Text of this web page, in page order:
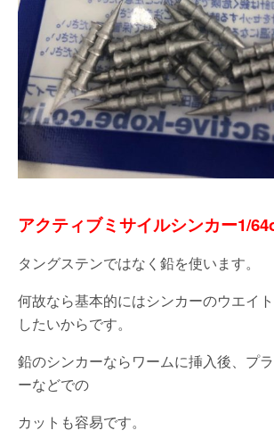
アクティブミサイルシンカー1/
タングステンではなく鉛を使います。
何故なら基本的にはシンカーのウエイ
したいからです。
鉛のシンカーならワームに挿入後、プ
ーなどでの
カットも容易です。